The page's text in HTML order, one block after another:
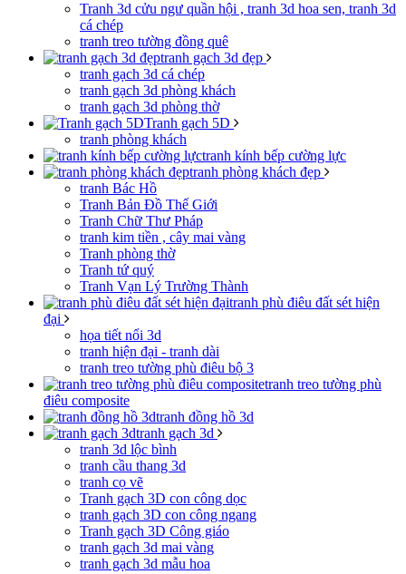
Tranh 3d cửu ngư quần hội , tranh 3d hoa sen, tranh 3d
cá chép
tranh treo tường đồng quê
tranh gạch 3d đẹp
tranh gạch 3d cá chép
tranh gạch 3d phòng khách
tranh gạch 3d phòng thờ
Tranh gạch 5D
tranh phòng khách
tranh kính bếp cường lực
tranh phòng khách đẹp
tranh Bác Hồ
Tranh Bản Đồ Thế Giới
Tranh Chữ Thư Pháp
tranh kim tiền , cây mai vàng
Tranh phòng thờ
Tranh tứ quý
Tranh Vạn Lý Trường Thành
tranh phù điêu đất sét hiện
đại
họa tiết nổi 3d
tranh hiện đại - tranh dài
tranh treo tường phù điêu bộ 3
tranh treo tường phù
điêu composite
tranh đồng hồ 3d
tranh gạch 3d
tranh 3d lộc bình
tranh cầu thang 3d
tranh cọ vẽ
Tranh gạch 3D con công dọc
tranh gạch 3D con công ngang
Tranh gạch 3D Công giáo
tranh gạch 3d mai vàng
tranh gạch 3d mẫu hoa